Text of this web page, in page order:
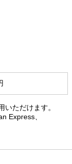
ただけます。
Express、